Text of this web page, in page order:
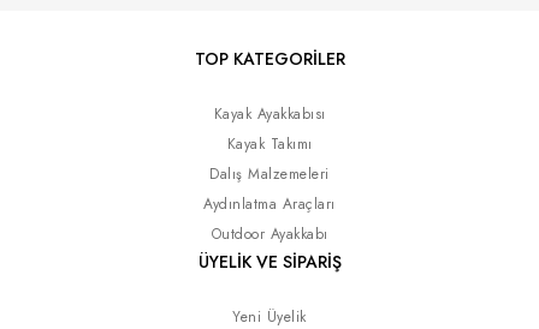
TOP KATEGORİLER
Kayak Ayakkabısı
Kayak Takımı
Dalış Malzemeleri
Aydınlatma Araçları
Outdoor Ayakkabı
ÜYELİK VE SİPARİŞ
Yeni Üyelik